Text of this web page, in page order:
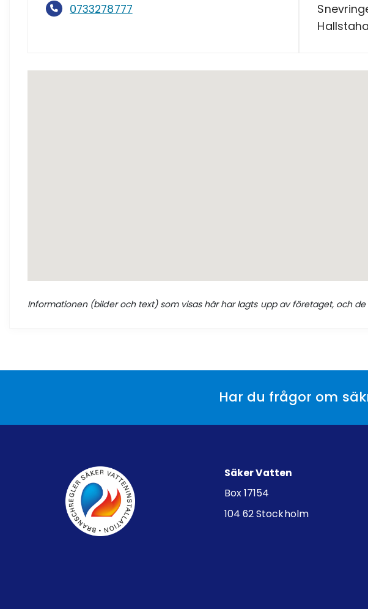
0733278777
Informationen (bilder och text) som visas här har lagts upp av företaget, och
Har du frågor om
Säker Vatten
Box 17154
104 62 Stockholm